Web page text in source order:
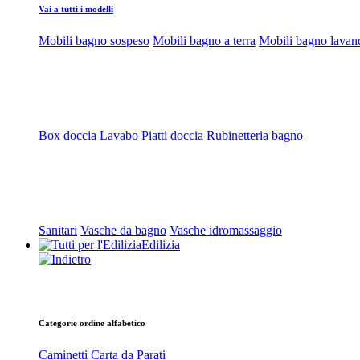
Vai a tutti i modelli
Mobili bagno sospeso Mobili bagno a terra Mobili bagno
Box doccia Lavabo Piatti doccia Rubinetteria bagno
Sanitari Vasche da bagno Vasche idromassaggio
Edilizia
Categorie ordine alfabetico
Caminetti Carta da Parati